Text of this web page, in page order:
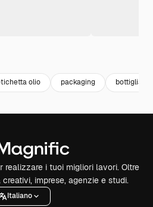
olio packaging bottiglia
realizzare i tuoi migliori lavori. Oltre
imprese, agenzie e studi.
Italiano